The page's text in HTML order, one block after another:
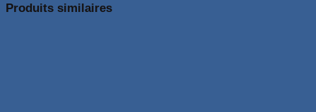
Produits similaires